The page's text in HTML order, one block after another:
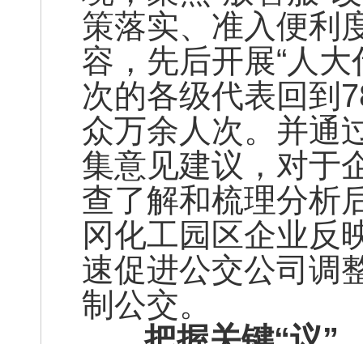
策落实、准入便利
容，先后开展“人
次的各级代表回到
众万余人次。并通
集意见建议，对于
查了解和梳理分析
冈化工园区企业反
速促进公交公司调
制公交。